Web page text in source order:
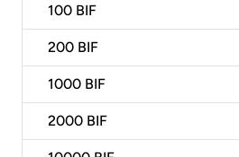
100 BIF
200 BIF
1000 BIF
2000 BIF